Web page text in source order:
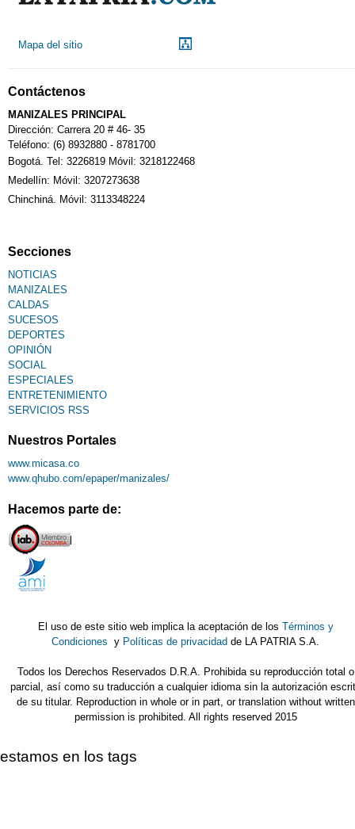
Mapa del sitio
Contáctenos
MANIZALES PRINCIPAL
Dirección: Carrera 20 # 46- 35
Teléfono: (6) 8932880 - 8781700
Bogotá. Tel: 3226819 Móvil: 3218122468
Medellín: Móvil: 3207273638
Chinchiná. Móvil: 3113348224
Secciones
NOTICIAS
MANIZALES
CALDAS
SUCESOS
DEPORTES
OPINIÓN
SOCIAL
ESPECIALES
ENTRETENIMIENTO
SERVICIOS RSS
Nuestros Portales
www.micasa.co
www.qhubo.com/epaper/manizales/
Hacemos parte de:
El uso de este sitio web implica la aceptación de los Términos y
Condiciones y Políticas de privacidad de LA PATRIA S.A.
Todos los Derechos Reservados D.R.A. Prohibida su reproducción total o
parcial, así como su traducción a cualquier idioma sin la autorización
de su titular. Reproduction in whole or in part, or translation without written
permission is prohibited. All rights reserved 2015
estamos en los tags